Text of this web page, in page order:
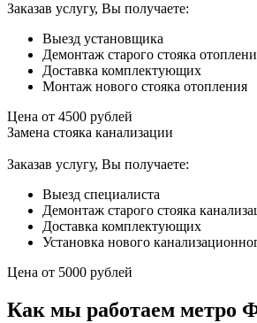
Заказав услугу, Вы получаете:
Выезд установщика
Демонтаж старого стояка
Доставка комплектующих
Монтаж нового стояка отопления
Цена от 4500 рублей
Замена стояка канализации
Заказав услугу, Вы получаете:
Выезд специалиста
Демонтаж старого стояка
Доставка комплектующих
Установка нового
Цена от 5000 рублей
Как мы работаем метро